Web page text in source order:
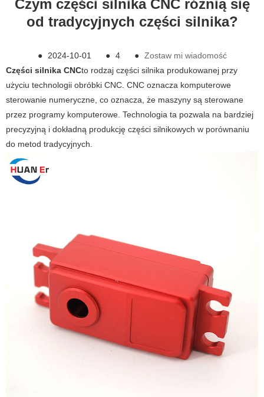
Czym części silnika CNC różnią się
od tradycyjnych części silnika?
● 2024-10-01 ● 4 ● Zostaw mi wiadomość
Części silnika CNCto rodzaj części silnika produkowanej przy
użyciu technologii obróbki CNC. CNC oznacza komputerowe
sterowanie numeryczne, co oznacza, że ​​maszyny są sterowane
przez programy komputerowe. Technologia ta pozwala na bardziej
precyzyjną i dokładną produkcję części silnikowych w porównaniu
do metod tradycyjnych.